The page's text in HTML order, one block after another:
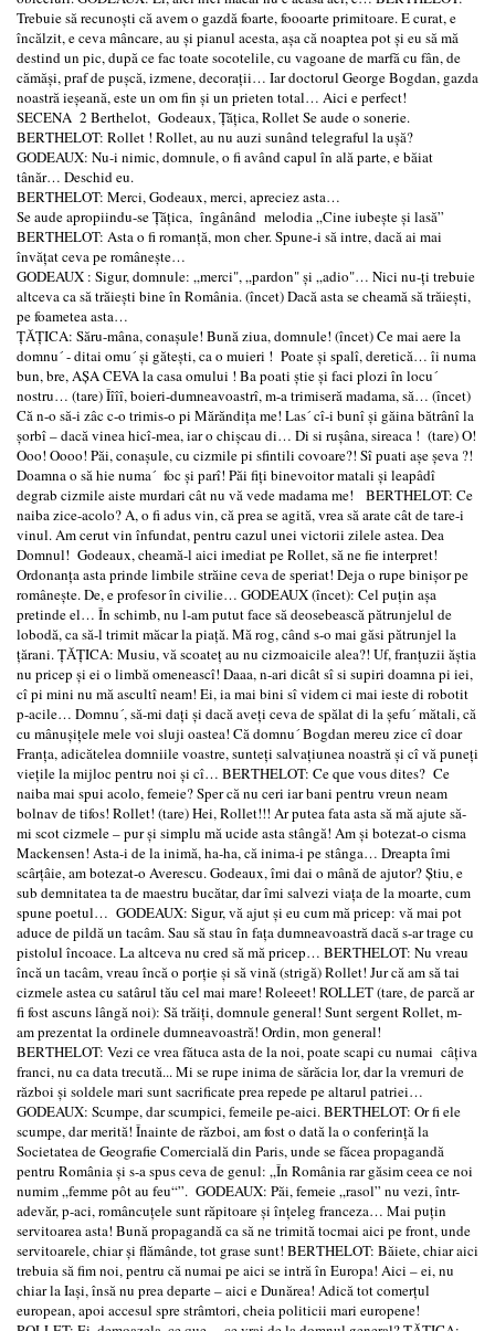
Trebuie să recunoşti că avem o gazdă foarte, foooarte primitoare. E curat, e
încălzit, e ceva mâncare, au şi pianul acesta, aşa că noaptea pot şi eu să mă
destind un pic, după ce fac toate socotelile, cu vagoane de marfă cu fân, de
cămăşi, praf de puşcă, izmene, decoraţii… Iar doctorul George Bogdan, gazda
noastră ieşeană, este un om fin şi un prieten total… Aici e perfect!
SECENA 2 Berthelot, Godeaux, Ţăţica, Rollet Se aude o sonerie.
BERTHELOT: Rollet ! Rollet, au nu auzi sunând telegraful la uşă?
GODEAUX: Nu-i nimic, domnule, o fi având capul în ală parte, e băiat
tânăr… Deschid eu.
BERTHELOT: Merci, Godeaux, merci, apreciez asta…
Se aude apropiindu-se Ţăţica, îngânând melodia „Cine iubeşte şi lasă”
BERTHELOT: Asta o fi romanţă, mon cher. Spune-i să intre, dacă ai mai
învăţat ceva pe româneşte…
GODEAUX : Sigur, domnule: „merci", „pardon" şi „adio"… Nici nu-ţi trebuie
altceva ca să trăieşti bine în România. (încet) Dacă asta se cheamă să trăieşti,
pe foametea asta…
ŢĂŢICA: Săru-mâna, conaşule! Bună ziua, domnule! (încet) Ce mai aere la
domnu´ - ditai omu´ şi găteşti, ca o muieri ! Poate şi spalî, deretică… îi numa
bun, bre, AŞA CEVA la casa omului ! Ba poati ştie şi faci plozi în locu´
nostru… (tare) Îîîî, boieri-dumneavoastrî, m-a trimiseră madama, să… (încet)
Că n-o să-i zâc c-o trimis-o pi Mărăndiţa me! Las´ cî-i bunî şi găina bătrânî la
şorbî – dacă vinea hicî-mea, iar o chişcau di… Di si ruşâna, sireaca ! (tare) O!
Ooo! Oooo! Păi, conaşule, cu cizmile pi sfintili covoare?! Sî puati aşe şeva ?!
Doamna o să hie numa´ foc şi parî! Păi fiţi binevoitor matali şi leapâdî
degrab cizmile aiste murdari cât nu vă vede madama me! BERTHELOT: Ce
naiba zice-acolo? A, o fi adus vin, că prea se agită, vrea să arate cât de tare-i
vinul. Am cerut vin înfundat, pentru cazul unei victorii zilele astea. Dea
Domnul! Godeaux, cheamă-l aici imediat pe Rollet, să ne fie interpret!
Ordonanţa asta prinde limbile străine ceva de speriat! Deja o rupe binişor pe
româneşte. De, e profesor în civilie… GODEAUX (încet): Cel puţin aşa
pretinde el… În schimb, nu l-am putut face să deosebească pătrunjelul de
lobodă, ca să-l trimit măcar la piaţă. Mă rog, când s-o mai găsi pătrunjel la
ţărani. ŢĂŢICA: Musiu, vă scoateţ au nu cizmoaicile alea?! Uf, franţuzii ăştia
nu pricep şi ei o limbă omeneascî! Daaa, n-ari dicât sî si supiri doamna pi iei,
cî pi mini nu mă ascultî neam! Ei, ia mai bini sî videm ci mai ieste di robotit
p-acile… Domnu´, să-mi daţi şi dacă aveţi ceva de spălat di la şefu´ mătali, că
cu mânuşiţele mele voi sluji oastea! Că domnu´ Bogdan mereu zice cî doar
Franţa, adicătelea domniile voastre, sunteţi salvaţiunea noastră şi cî vă puneţi
vieţile la mijloc pentru noi şi cî… BERTHELOT: Ce que vous dites? Ce
naiba mai spui acolo, femeie? Sper că nu ceri iar bani pentru vreun neam
bolnav de tifos! Rollet! (tare) Hei, Rollet!!! Ar putea fata asta să mă ajute să-
mi scot cizmele – pur şi simplu mă ucide asta stângă! Am şi botezat-o cisma
Mackensen! Asta-i de la inimă, ha-ha, că inima-i pe stânga… Dreapta îmi
scârţâie, am botezat-o Averescu. Godeaux, îmi dai o mână de ajutor? Ştiu, e
sub demnitatea ta de maestru bucătar, dar îmi salvezi viaţa de la moarte, cum
spune poetul… GODEAUX: Sigur, vă ajut şi eu cum mă pricep: vă mai pot
aduce de pildă un tacâm. Sau să stau în faţa dumneavoastră dacă s-ar trage cu
pistolul încoace. La altceva nu cred să mă pricep… BERTHELOT: Nu vreau
încă un tacâm, vreau încă o porţie şi să vină (strigă) Rollet! Jur că am să tai
cizmele astea cu satârul tău cel mai mare! Roleeet! ROLLET (tare, de parcă ar
fi fost ascuns lângă noi): Să trăiţi, domnule general! Sunt sergent Rollet, m-
am prezentat la ordinele dumneavoastră! Ordin, mon general!
BERTHELOT: Vezi ce vrea fătuca asta de la noi, poate scapi cu numai câţiva
franci, nu ca data trecută... Mi se rupe inima de sărăcia lor, dar la vremuri de
război şi soldele mari sunt sacrificate prea repede pe altarul patriei…
GODEAUX: Scumpe, dar scumpici, femeile pe-aici. BERTHELOT: Or fi ele
scumpe, dar merită! Înainte de război, am fost o dată la o conferinţă la
Societatea de Geografie Comercială din Paris, unde se făcea propagandă
pentru România şi s-a spus ceva de genul: „În România rar găsim ceea ce noi
numim „femme pôt au feu“”. GODEAUX: Păi, femeie „rasol” nu vezi, într-
adevăr, p-aci, româncuţele sunt răpitoare şi înţeleg franceza… Mai puţin
servitoarea asta! Bună propagandă ca să ne trimită tocmai aici pe front, unde
servitoarele, chiar şi flămânde, tot grase sunt! BERTHELOT: Băiete, chiar aici
trebuia să fim noi, pentru că numai pe aici se intră în Europa! Aici – ei, nu
chiar la Iaşi, însă nu prea departe – aici e Dunărea! Adică tot comerţul
european, apoi accesul spre strâmtori, cheia politicii mari europene!